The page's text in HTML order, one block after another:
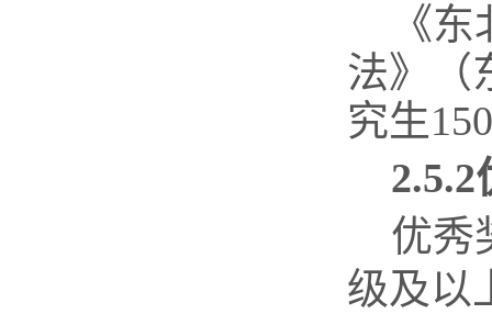
《
法》（
究生150
2.5.2
优秀
级及以